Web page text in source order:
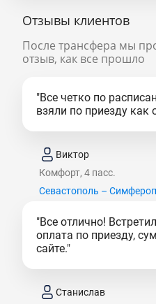
Отзывы клиентов
После трансфера мы
отзыв, как все прошло
"Все четко по
взяли по приезду как
Виктор
Комфорт, 4 пасс.
Севастополь –
"Все отлично!
оплата по приезду,
сайте."
Станислав